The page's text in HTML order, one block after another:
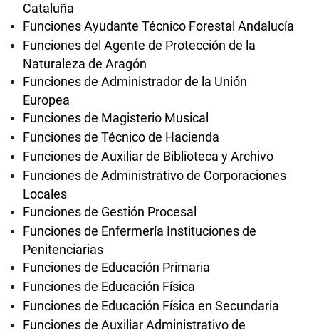
Cataluña
Funciones Ayudante Técnico Forestal Andalucía
Funciones del Agente de Protección de la
Naturaleza de Aragón
Funciones de Administrador de la Unión
Europea
Funciones de Magisterio Musical
Funciones de Técnico de Hacienda
Funciones de Auxiliar de Biblioteca y Archivo
Funciones de Administrativo de Corporaciones
Locales
Funciones de Gestión Procesal
Funciones de Enfermería Instituciones de
Penitenciarias
Funciones de Educación Primaria
Funciones de Educación Física
Funciones de Educación Física en Secundaria
Funciones de Auxiliar Administrativo de